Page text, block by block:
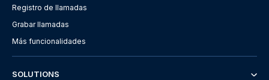
Registro de llamadas
Grabar llamadas
Más funcionalidades
SOLUTIONS